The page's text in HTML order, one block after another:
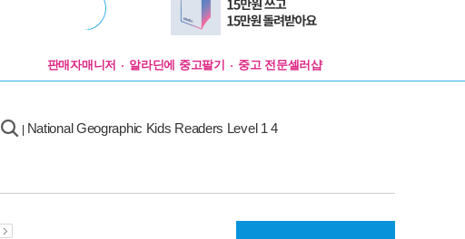
판매자매니저 알라딘에 중고팔기 중고 전문셀러샵
National Geographic Kids Readers Level 1 4